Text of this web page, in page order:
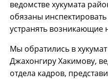
ведомстве хукумата
обязаны
устранять возникающие
Мы обратились в
Джахонгиру Хакимову,
отдела кадров,